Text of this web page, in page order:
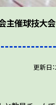
催球技大会
更新日